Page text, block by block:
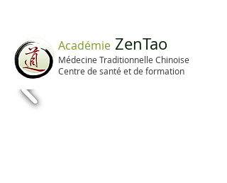
Académie ZenTao
Médecine Traditionnelle Chinoise
Centre de santé et de formation